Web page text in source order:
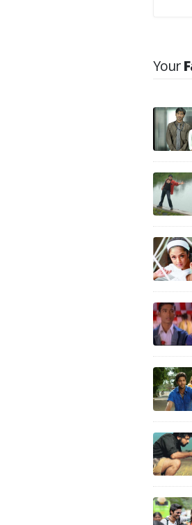
Your